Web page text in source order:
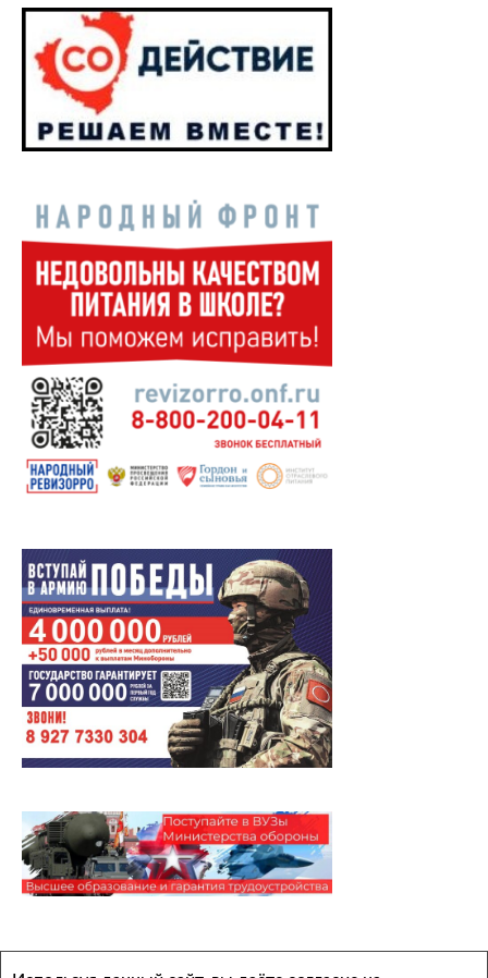
Архивы